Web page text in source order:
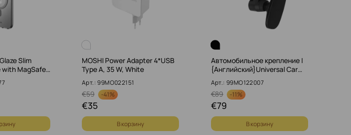
Slim
with MagSafe…
MOSHI Power Adapter 4*USB
Type A, 35 W, White
Арт.: 99MO022151
59
€ -41%
35
€
В корзину
Автомобильное крепление |
{Английский}Universal Car…
Арт.: 99MO122007
89
€ -11%
79
€
В корзину